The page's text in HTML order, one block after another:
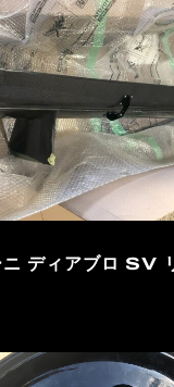
ニ ディアブロ SV